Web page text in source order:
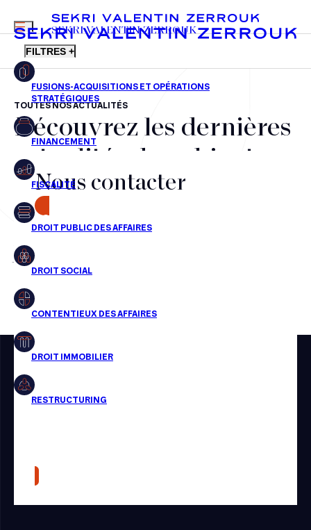
FR EN
MENU
SEKRI VALENTIN ZERROUK
FILTRES +
Fusions-acquisitions et opérations stratégiques
Financement
Fiscalité
Droit public des affaires
Droit social
Droit immobilier
Restructuring
Presse
TOUTES NOS ACTUALITÉS
Découvrez les dernières
actualités du cabinet,
nos récompenses et nos
transactions, jour après
jour
Aucun résultats pour cette recherche
Nous contacter